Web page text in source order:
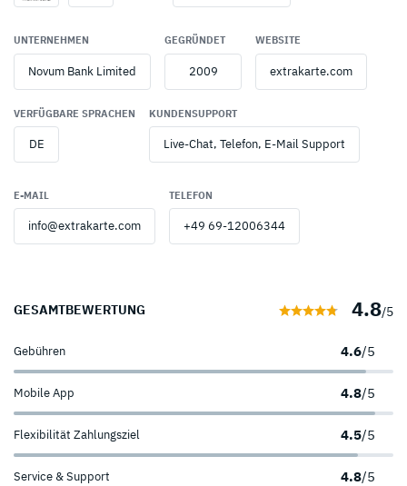
UNTERNEHMEN
Novum Bank Limited
GEGRÜNDET
2009
WEBSITE
extrakarte.com
VERFÜGBARE SPRACHEN
DE
KUNDENSUPPORT
Live-Chat, Telefon, E-Mail Support
E-MAIL
info@extrakarte.com
TELEFON
+49 69-12006344
GESAMTBEWERTUNG 4.8/5
Gebühren 4.6/5
Mobile App 4.8/5
Flexibilität Zahlungsziel 4.5/5
Service & Support 4.8/5